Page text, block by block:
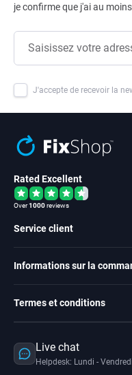
je confirme que j'ai au
J'accepte de recevoir la
Rated Excellent
Over1000reviews
Service client
Informations sur la
Termes et conditions
Live chat
Helpdesk: Lundi -